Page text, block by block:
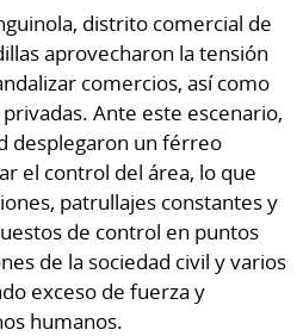
distrito comercial de
aprovecharon la tensión
comercios, así como
Ante este escenario,
desplegaron un férreo
el control del área, lo que
patrullajes constantes y
de control en puntos
de la sociedad civil y varios
exceso de fuerza y
humanos.